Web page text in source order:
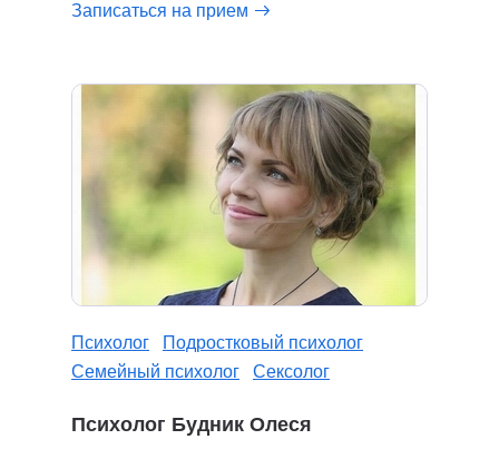
Записаться на прием
Психолог
Подростковый психолог
Семейный психолог
Сексолог
Психолог Будник Олеся